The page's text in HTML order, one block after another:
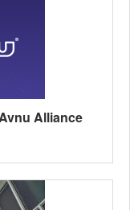
Alliance